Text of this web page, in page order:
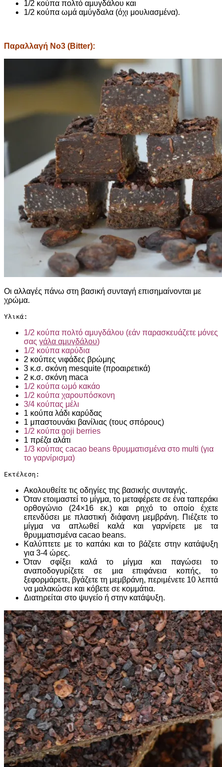
1/2 κούπα πολτό αμυγδάλου και
1/2 κούπα ωμά αμύγδαλα (όχι μουλιασμένα).
Παραλλαγή Νο3 (Bitter):
Οι αλλαγές πάνω στη βασική συνταγή επισημαίνονται με
χρώμα.
Υλικά:
1/2 κούπα πολτό αμυγδάλου (εάν παρασκευάζετε μόνες
σας γάλα αμυγδάλου)
1/2 κούπα καρύδια
2 κούπες νιφάδες βρώμης
3 κ.σ. σκόνη mesquite (προαιρετικά)
2 κ.σ. σκόνη maca
1/2 κούπα ωμό κακάο
1/2 κούπα χαρουπόσκονη
3/4 κούπας μέλι
1 κούπα λάδι καρύδας
1 μπαστουνάκι βανίλιας (τους σπόρους)
1/2 κούπα goji berries
1 πρέζα αλάτι
1/3 κούπας cacao beans θρυμματισμένα στο multi (για
το γαρνίρισμα)
Εκτέλεση:
Ακολουθείτε τις οδηγίες της βασικής συνταγής.
Όταν ετοιμαστεί το μίγμα, το μεταφέρετε σε ένα ταπεράκι
ορθογώνιο (24×16 εκ.) και ρηχό το οποίο έχετε
επενδύσει με πλαστική διάφανη μεμβράνη. Πιέζετε το
μίγμα να απλωθεί καλά και γαρνίρετε με τα
θρυμματισμένα cacao beans.
Καλύπτετε με το καπάκι και το βάζετε στην κατάψυξη
για 3-4 ώρες.
Όταν σφίξει καλά το μίγμα και παγώσει το
αναποδογυρίζετε σε μια επιφάνεια κοπής, το
ξεφορμάρετε, βγάζετε τη μεμβράνη, περιμένετε 10 λεπτά
να μαλακώσει και κόβετε σε κομμάτια.
Διατηρείται στο ψυγείο ή στην κατάψυξη.